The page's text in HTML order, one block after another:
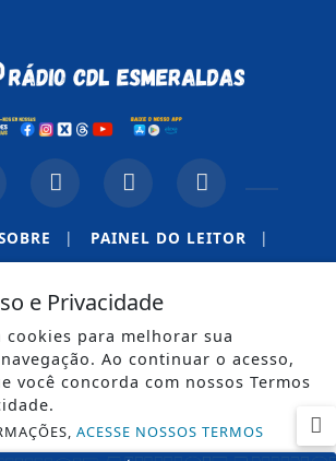
| PAINEL DO LEITOR |
e Privacidade
cookies para melhorar sua
Ao continuar o acesso,
você concorda com nossos Termos
ACESSE NOSSOS TERMOS